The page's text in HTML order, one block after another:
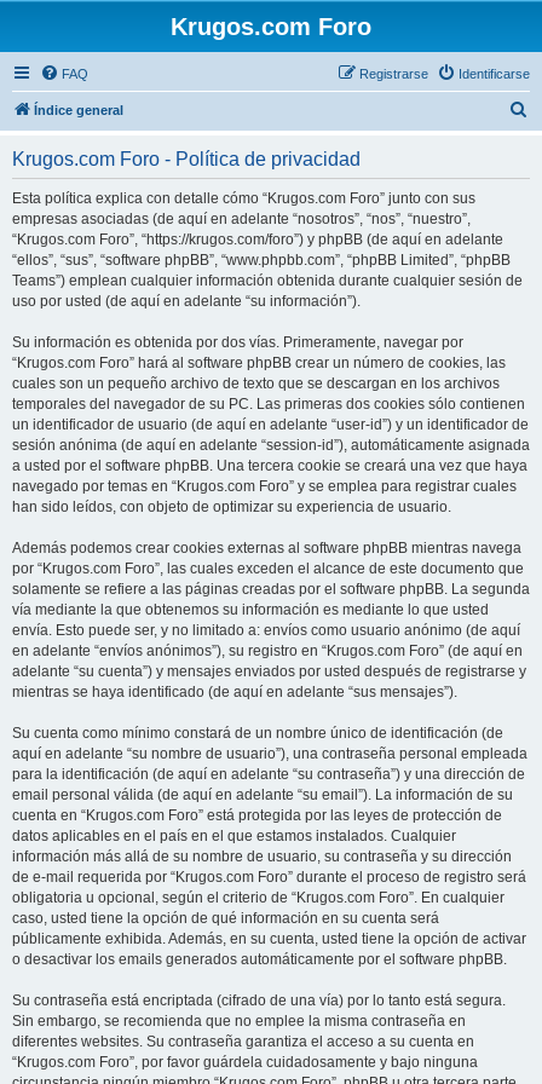
Krugos.com Foro
FAQ Identificarse
Registrarse
Índice general
Krugos.com Foro - Política de privacidad
Esta política explica con detalle cómo “Krugos.com Foro” junto con sus
empresas asociadas (de aquí en adelante “nosotros”, “nos”, “nuestro”,
“Krugos.com Foro”, “https://krugos.com/foro”) y phpBB (de aquí en adelante
“ellos”, “sus”, “software phpBB”, “www.phpbb.com”, “phpBB Limited”, “phpBB
Teams”) emplean cualquier información obtenida durante cualquier sesión de
uso por usted (de aquí en adelante “su información”).
Su información es obtenida por dos vías. Primeramente, navegar por
“Krugos.com Foro” hará al software phpBB crear un número de cookies, las
cuales son un pequeño archivo de texto que se descargan en los archivos
temporales del navegador de su PC. Las primeras dos cookies sólo contienen
un identificador de usuario (de aquí en adelante “user-id”) y un identificador de
sesión anónima (de aquí en adelante “session-id”), automáticamente asignada
a usted por el software phpBB. Una tercera cookie se creará una vez que haya
navegado por temas en “Krugos.com Foro” y se emplea para registrar cuales
han sido leídos, con objeto de optimizar su experiencia de usuario.
Además podemos crear cookies externas al software phpBB mientras navega
por “Krugos.com Foro”, las cuales exceden el alcance de este documento que
solamente se refiere a las páginas creadas por el software phpBB. La segunda
vía mediante la que obtenemos su información es mediante lo que usted
envía. Esto puede ser, y no limitado a: envíos como usuario anónimo (de aquí
en adelante “envíos anónimos”), su registro en “Krugos.com Foro” (de aquí en
adelante “su cuenta”) y mensajes enviados por usted después de registrarse y
mientras se haya identificado (de aquí en adelante “sus mensajes”).
Su cuenta como mínimo constará de un nombre único de identificación (de
aquí en adelante “su nombre de usuario”), una contraseña personal empleada
para la identificación (de aquí en adelante “su contraseña”) y una dirección de
email personal válida (de aquí en adelante “su email”). La información de su
cuenta en “Krugos.com Foro” está protegida por las leyes de protección de
datos aplicables en el país en el que estamos instalados. Cualquier
información más allá de su nombre de usuario, su contraseña y su dirección
de e-mail requerida por “Krugos.com Foro” durante el proceso de registro será
obligatoria u opcional, según el criterio de “Krugos.com Foro”. En cualquier
caso, usted tiene la opción de qué información en su cuenta será
públicamente exhibida. Además, en su cuenta, usted tiene la opción de activar
o desactivar los emails generados automáticamente por el software phpBB.
Su contraseña está encriptada (cifrado de una vía) por lo tanto está segura.
Sin embargo, se recomienda que no emplee la misma contraseña en
diferentes websites. Su contraseña garantiza el acceso a su cuenta en
“Krugos.com Foro”, por favor guárdela cuidadosamente y bajo ninguna